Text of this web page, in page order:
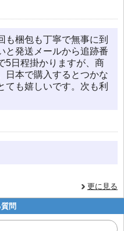
も梱包も丁寧で無事に到
と発送メールから追跡番
5日程掛かりますが、商
日本で購入するとつかな
ても嬉しいです。次も利
更に見る
問